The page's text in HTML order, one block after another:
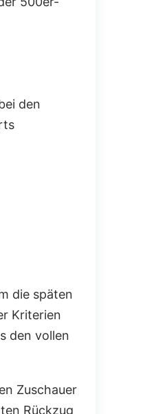
den
die späten
Kriterien
den vollen
Zuschauer
Rückzug